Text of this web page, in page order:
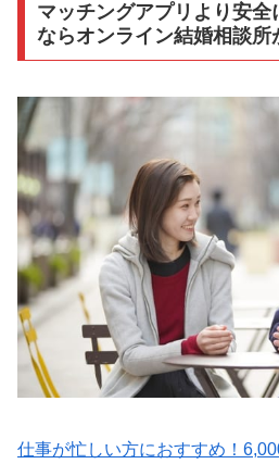
マッチングアプリより安
ならオンライン結婚相談所
仕事が忙しい方におすすめ！